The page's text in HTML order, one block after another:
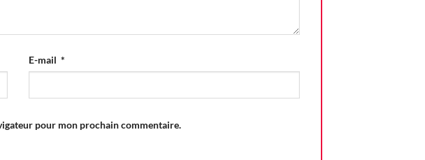
E-mail *
pour mon prochain commentaire.